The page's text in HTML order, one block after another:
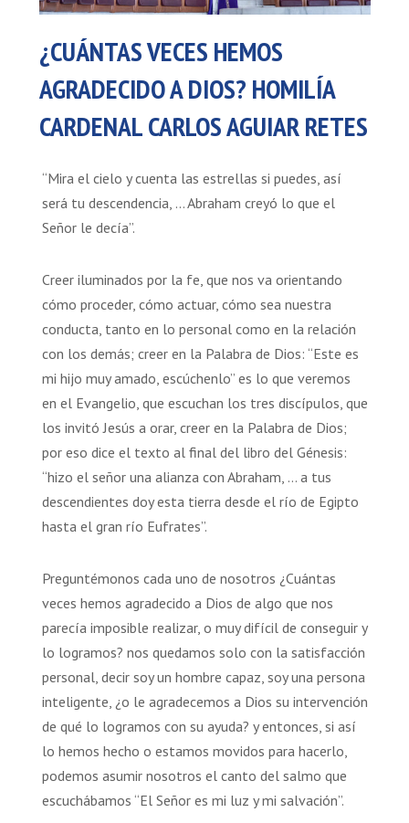
¿CUÁNTAS VECES HEMOS
AGRADECIDO A DIOS? HOMILÍA
CARDENAL CARLOS AGUIAR RETES
“Mira el cielo y cuenta las estrellas si puedes, así
será tu descendencia, … Abraham creyó lo que el
Señor le decía”.
Creer iluminados por la fe, que nos va orientando
cómo proceder, cómo actuar, cómo sea nuestra
conducta, tanto en lo personal como en la relación
con los demás; creer en la Palabra de Dios: “Este es
mi hijo muy amado, escúchenlo” es lo que veremos
en el Evangelio, que escuchan los tres discípulos, que
los invitó Jesús a orar, creer en la Palabra de Dios;
por eso dice el texto al final del libro del Génesis:
“hizo el señor una alianza con Abraham, … a tus
descendientes doy esta tierra desde el río de Egipto
hasta el gran río Eufrates”.
Preguntémonos cada uno de nosotros ¿Cuántas
veces hemos agradecido a Dios de algo que nos
parecía imposible realizar, o muy difícil de conseguir y
lo logramos? nos quedamos solo con la satisfacción
personal, decir soy un hombre capaz, soy una persona
inteligente, ¿o le agradecemos a Dios su intervención
de qué lo logramos con su ayuda? y entonces, si así
lo hemos hecho o estamos movidos para hacerlo,
podemos asumir nosotros el canto del salmo que
escuchábamos “El Señor es mi luz y mi salvación”.